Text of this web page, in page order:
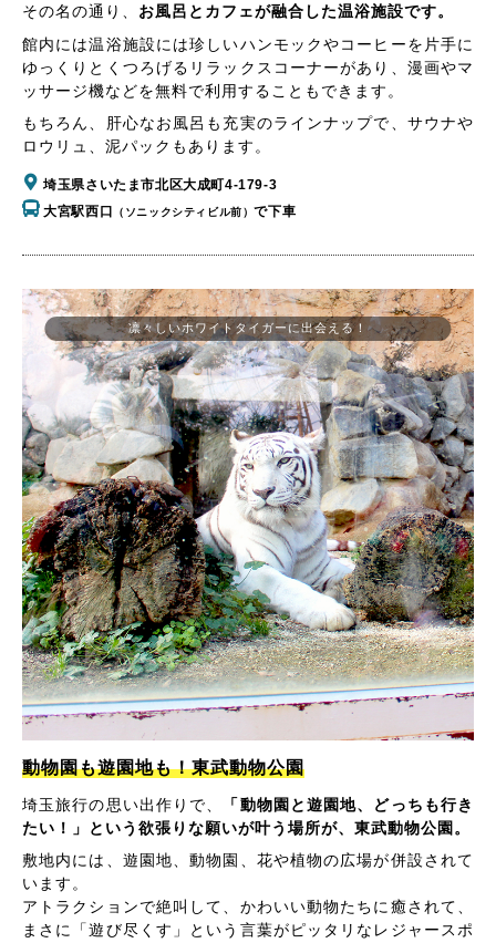
その名の通り、 お風呂とカフェが融合した温浴施設です。
館内には温浴施設には珍しいハンモックやコーヒーを片手に
ゆっくりとくつろげるリラックスコーナーがあり、漫画やマ
ッサージ機などを無料で利用することもできます。
もちろん、肝心なお風呂も充実のラインナップで、サウナや
ロウリュ、泥パックもあります。
埼玉県さいたま市北区大成町4-179-3
大宮駅西口
（ソニックシティビル前）で下車
凛々しいホワイトタイガーに出会える！
動物園も遊園地も！東武動物公園
埼玉旅行の思い出作りで、
「動物園と遊園地、どっちも行き
たい！」という欲張りな願いが叶う場所が、東武動物公園。
敷地内には、遊園地、動物園、花や植物の広場が併設されて
います。
アトラクションで絶叫して、かわいい動物たちに癒されて、
まさに「遊び尽くす」という言葉がピッタリなレジャースポ